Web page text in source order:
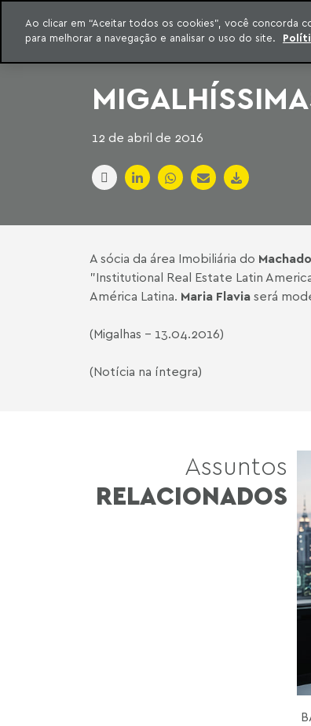
para o conteúdo
Machado Meyer
INTELIGÊNCIA
CONTEÚDO EXCLUSIVO MACHADO MEYER
12 de abril de 2016
A sócia da área Imobiliária do
"Institutional Real Estate Latin
América Latina. Maria Flavia será
(Migalhas - 13.04.2016)
(Notícia na íntegra)
Assuntos
RELACIONADOS
Ao clicar em “Aceitar todos os cookies”, você concorda
para melhorar a navegação e analisar o uso do site.